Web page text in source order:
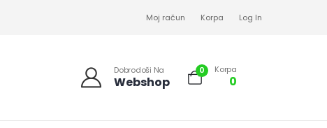
Moj račun Korpa Log In
Dobrodoši Na
Webshop
0 Korpa
0